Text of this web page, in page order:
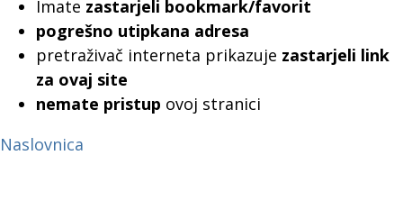
Imate zastarjeli bookmark/favorit
pogrešno utipkana adresa
pretraživač interneta prikazuje zastarjeli link
za ovaj site
nemate pristup ovoj stranici
Naslovnica